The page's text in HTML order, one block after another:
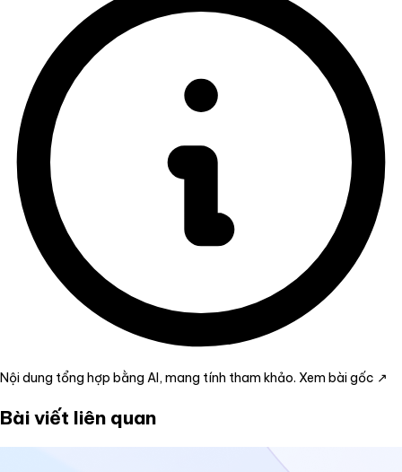
Nội dung tổng hợp bằng AI, mang tính tham khảo. Xem bài gốc ↗
Bài viết liên quan